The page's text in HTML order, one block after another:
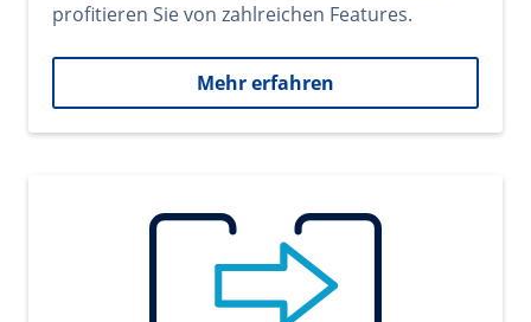
profitieren Sie von zahlreichen Features.
Mehr erfahren